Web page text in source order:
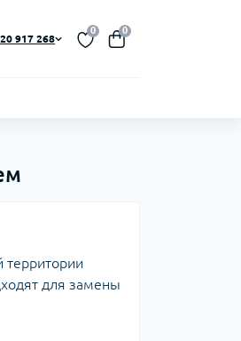
917 268
0 0
территории
для замены